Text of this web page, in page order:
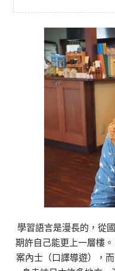
學習語言是漫長的，從
期許自己能更上一層樓
案內士（口譯導遊），